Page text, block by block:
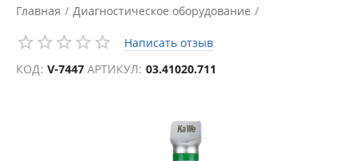
Главная / Диагностическое оборудование /
Ларингоскопы / Рукоятки ларингоскопов
Написать отзыв
КОД: V-7447 АРТИКУЛ: 03.41020.711